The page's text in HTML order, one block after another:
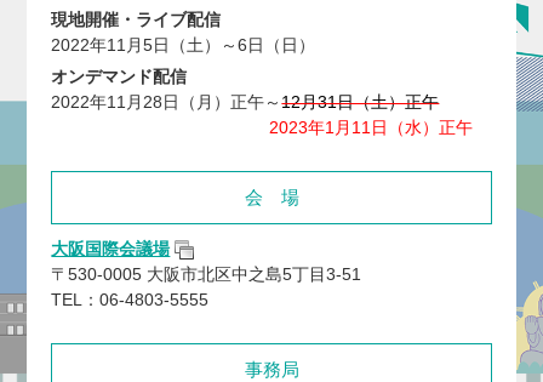
現地開催・ライブ配信
2022年11月5日（土）～6日（日）
オンデマンド配信
2022年11月28日（月）正午～12月31日（土）正午
2023年1月11日（水）正午
会 場
大阪国際会議場
〒530-0005 大阪市北区中之島5丁目3-51
TEL：06-4803-5555
事務局